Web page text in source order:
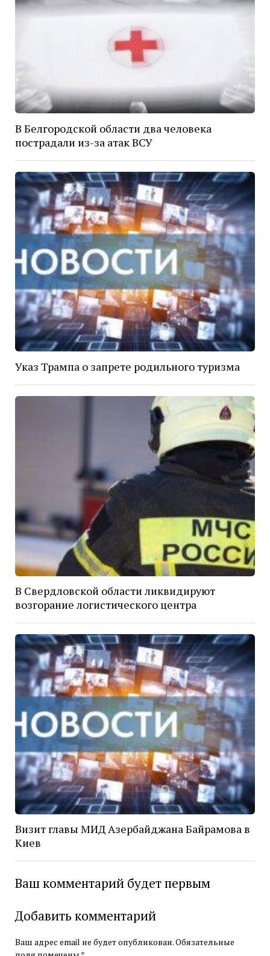
В Белгородской области два человека
пострадали из-за атак ВСУ
Указ Трампа о запрете родильного туризма
В Свердловской области ликвидируют
возгорание логистического центра
Визит главы МИД Азербайджана Байрамова в
Киев
Ваш комментарий будет первым
Добавить комментарий
Ваш адрес email не будет опубликован.Обязательные